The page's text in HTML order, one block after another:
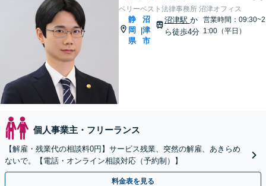
ベリーベスト法律事務所 沼津オフィス
静
岡
県
|
沼
津
市
沼津駅 か
ら徒歩4分
営業時間：09:30~2
1:00（平日）
個人事業主・フリーランス
【解雇・残業代の相談料0円】サービス残業、突然の解雇、あきらめ
ないで。【電話・オンライン相談対応（予約制）】
料金表を見る